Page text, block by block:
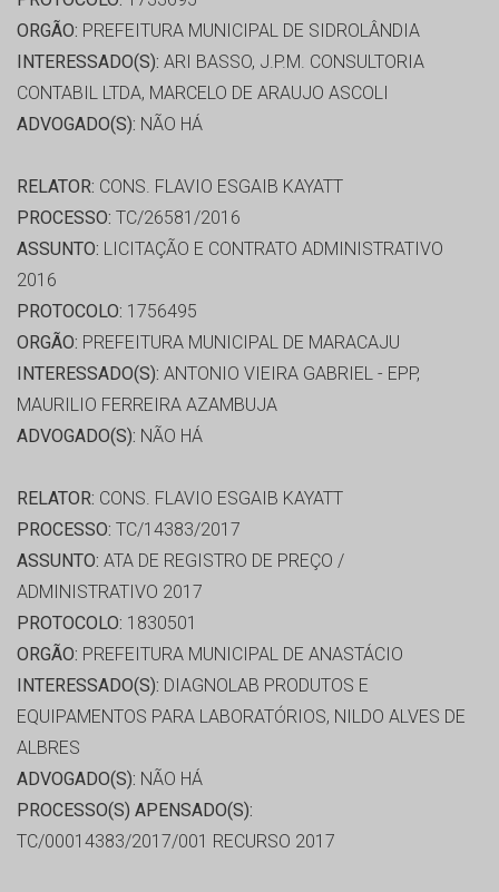
ORGÃO: PREFEITURA MUNICIPAL DE SIDROLÂNDIA
INTERESSADO(S): ARI BASSO, J.P.M. CONSULTORIA
CONTABIL LTDA, MARCELO DE ARAUJO ASCOLI
ADVOGADO(S): NÃO HÁ
RELATOR: CONS. FLAVIO ESGAIB KAYATT
PROCESSO: TC/26581/2016
ASSUNTO: LICITAÇÃO E CONTRATO ADMINISTRATIVO
2016
PROTOCOLO: 1756495
ORGÃO: PREFEITURA MUNICIPAL DE MARACAJU
INTERESSADO(S): ANTONIO VIEIRA GABRIEL - EPP,
MAURILIO FERREIRA AZAMBUJA
ADVOGADO(S): NÃO HÁ
RELATOR: CONS. FLAVIO ESGAIB KAYATT
PROCESSO: TC/14383/2017
ASSUNTO: ATA DE REGISTRO DE PREÇO /
ADMINISTRATIVO 2017
PROTOCOLO: 1830501
ORGÃO: PREFEITURA MUNICIPAL DE ANASTÁCIO
INTERESSADO(S): DIAGNOLAB PRODUTOS E
EQUIPAMENTOS PARA LABORATÓRIOS, NILDO ALVES DE
ALBRES
ADVOGADO(S): NÃO HÁ
PROCESSO(S) APENSADO(S):
TC/00014383/2017/001 RECURSO 2017